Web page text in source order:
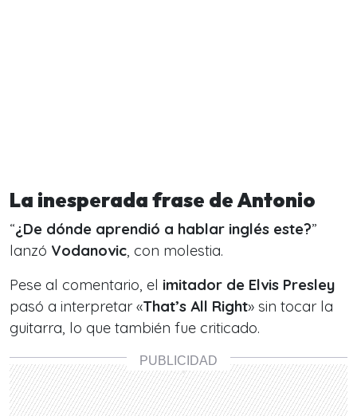
La inesperada frase de Antonio
“¿De dónde aprendió a hablar inglés este?”
lanzó Vodanovic, con molestia.
Pese al comentario, el imitador de Elvis Presley
pasó a interpretar «That’s All Right» sin tocar la
guitarra, lo que también fue criticado.